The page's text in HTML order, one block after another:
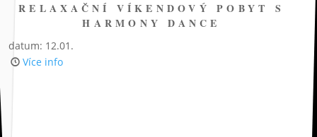
RELAXAČNÍ VÍKENDOVÝ POBYT S
HARMONY DANCE
datum: 12.01.
Více info